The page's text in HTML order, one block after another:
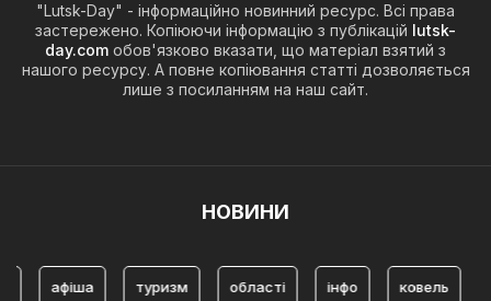
"Lutsk-Day" - інформаційно новинний ресурс. Всі права
застережено. Копіюючи інформацію з публікацій lutsk-
day.com обов'язково вказати, що матеріал взятий з
нашого ресурсу. А повне копіювання статті дозволяється
лише з посиланням на наш сайт.
НОВИНИ
туризм області інфо ковель історія